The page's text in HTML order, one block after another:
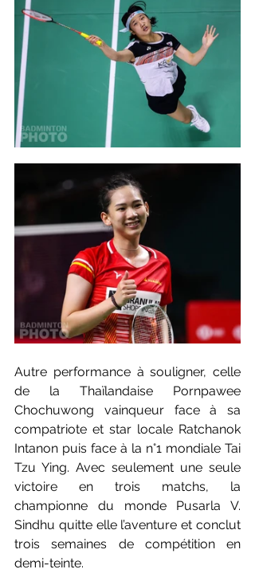
Autre performance à souligner, celle
de la Thaïlandaise Pornpawee
Chochuwong vainqueur face à sa
compatriote et star locale Ratchanok
Intanon puis face à la n°1 mondiale Tai
Tzu Ying. Avec seulement une seule
victoire en trois matchs, la
championne du monde Pusarla V.
Sindhu quitte elle l’aventure et conclut
trois semaines de compétition en
demi-teinte.